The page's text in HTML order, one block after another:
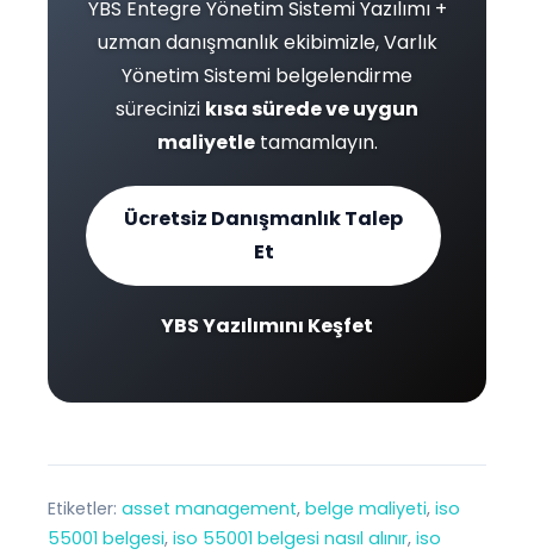
YBS Entegre Yönetim Sistemi Yazılımı +
uzman danışmanlık ekibimizle, Varlık
Yönetim Sistemi belgelendirme
sürecinizi kısa sürede ve uygun
maliyetletamamlayın.
Ücretsiz Danışmanlık Talep
Et
YBS Yazılımını Keşfet
Etiketler: asset management, belge maliyeti, iso
55001 belgesi, iso 55001 belgesi nasıl alınır, iso